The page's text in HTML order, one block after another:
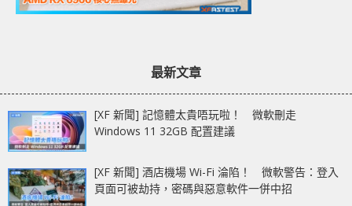
最新文章
[XF 新聞] 記憶體太貴唔玩啦！ 微軟刪走
Windows 11 32GB 配置建議
[XF 新聞] 酒店機場 Wi-Fi 淪陷！ 微軟警告：登入
頁面可被劫持，密碼與惡意軟件一併中招